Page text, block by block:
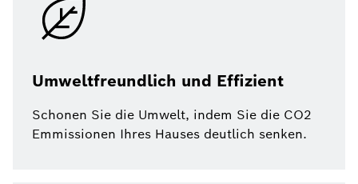
Umweltfreundlich und Effizient
Schonen Sie die Umwelt, indem Sie die CO2
Emmissionen Ihres Hauses deutlich senken.